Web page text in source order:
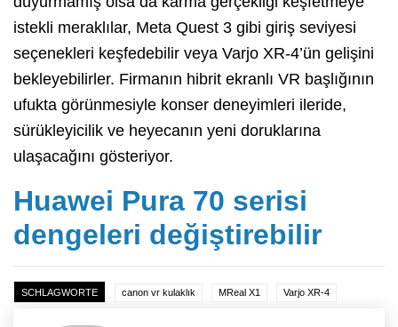
istekli meraklılar, Meta Quest 3 gibi giriş seviyesi
seçenekleri keşfedebilir veya Varjo XR-4’ün gelişini
bekleyebilirler. Firmanın hibrit ekranlı VR başlığının
ufukta görünmesiyle konser deneyimleri ileride,
sürükleyicilik ve heyecanın yeni doruklarına
ulaşacağını gösteriyor.
Huawei Pura 70 serisi
dengeleri değiştirebilir
SCHLAGWORTE canon vr kulaklık MReal X1 Varjo XR-4